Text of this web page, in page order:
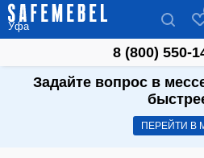
Уфа
8 (800) 550-
Задайте вопрос в
ПЕРЕЙТИ В